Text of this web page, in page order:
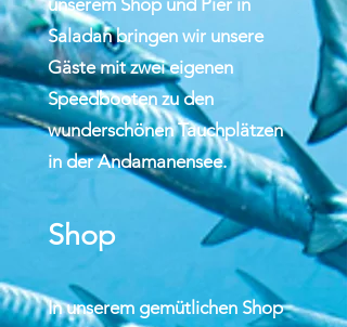
unserem Shop und Pier in
Saladan bringen wir unsere
Gäste mit zwei eigenen
Speedbooten zu den
wunderschönen Tauchplätzen
in der Andamanensee.
Shop
In unserem gemütlichen Shop